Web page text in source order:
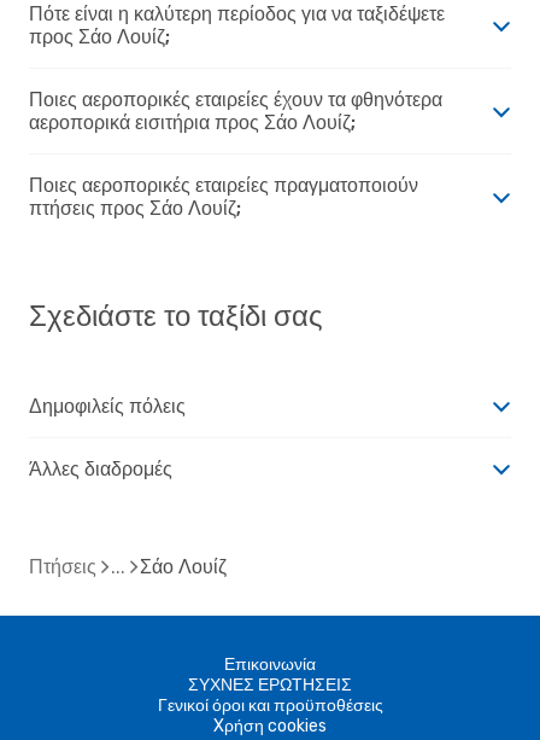
Πότε είναι η καλύτερη περίοδος για να ταξιδέψετε
προς Σάο Λουίζ;
Ποιες αεροπορικές εταιρείες έχουν τα φθηνότερα
αεροπορικά εισιτήρια προς Σάο Λουίζ;
Ποιες αεροπορικές εταιρείες πραγματοποιούν
πτήσεις προς Σάο Λουίζ;
Σχεδιάστε το ταξίδι σας
Δημοφιλείς πόλεις
Άλλες διαδρομές
Πτήσεις Σάο Λουίζ
Επικοινωνία
ΣΥΧΝΕΣ ΕΡΩΤΗΣΕΙΣ
Γενικοί όροι και προϋποθέσεις
Xρήση cookies